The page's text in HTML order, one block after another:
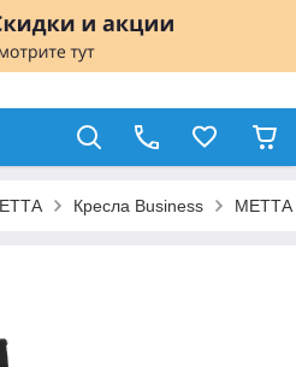
Кресла Business МЕТТА